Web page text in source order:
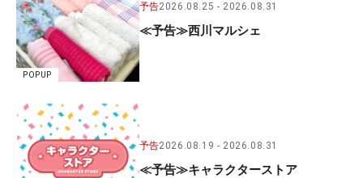
POPUP
予告2026.08.25 2026.08.31
≪予告≫西川マルシェ
予告2026.08.19 2026.08.31
≪予告≫キャラクターストア